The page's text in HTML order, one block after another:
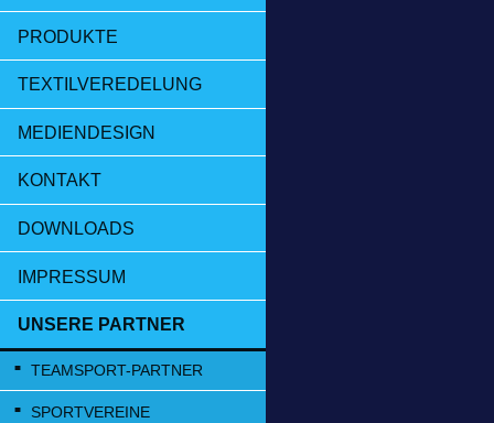
PRODUKTE
TEXTILVEREDELUNG
MEDIENDESIGN
KONTAKT
DOWNLOADS
IMPRESSUM
UNSERE PARTNER
TEAMSPORT-PARTNER
SPORTVEREINE